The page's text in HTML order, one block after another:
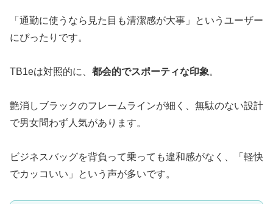
「通勤に使うなら見た目も清潔感が大事」というユーザー
にぴったりです。
TB1eは対照的に、 都会的でスポーティな印象。
艶消しブラックのフレームラインが細く、無駄のない設計
で男女問わず人気があります。
ビジネスバッグを背負って乗っても違和感がなく、「軽快
でカッコいい」という声が多いです。